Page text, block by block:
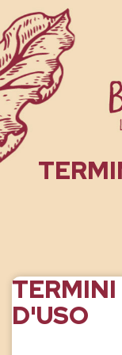
TERMINI
D'USO